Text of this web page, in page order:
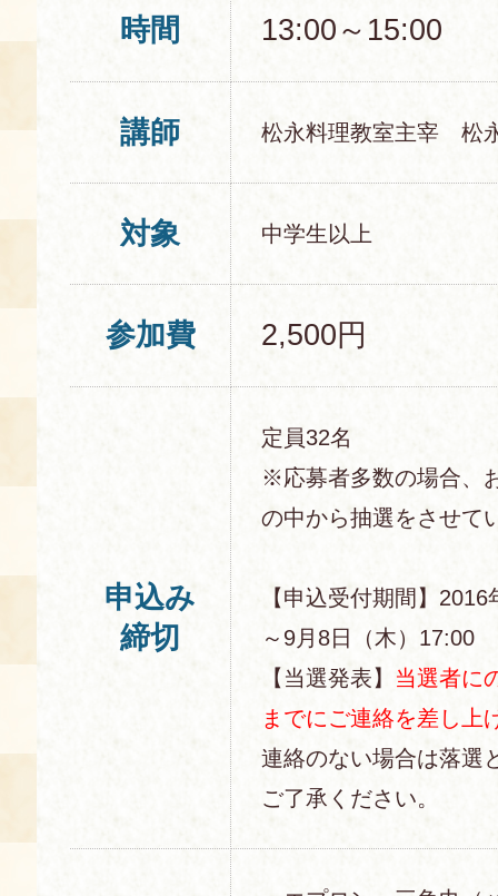
時間 13:00～15:00
講師 松永料理教室主宰 松
対象 中学生以上
参加費 2,500円
申込み
締切
定員32名
※応募者多数の場合、
の中から抽選をさせて
【申込受付期間】
～9月8日（木）17:00
【当選発表】 当選者に
までにご連絡を差し上
連絡のない場合は落選
ご了承ください。